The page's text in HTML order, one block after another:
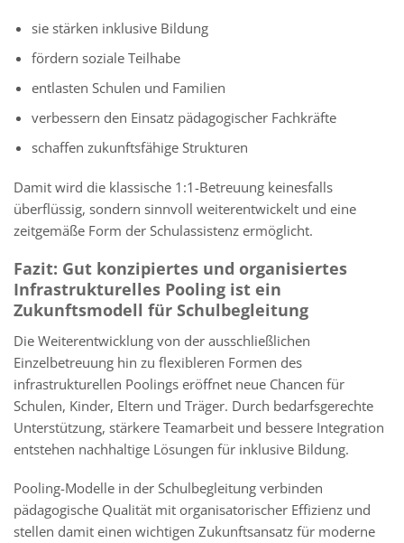
sie stärken inklusive Bildung
fördern soziale Teilhabe
entlasten Schulen und Familien
verbessern den Einsatz pädagogischer Fachkräfte
schaffen zukunftsfähige Strukturen
Damit wird die klassische 1:1-Betreuung keinesfalls
überflüssig, sondern sinnvoll weiterentwickelt und eine
zeitgemäße Form der Schulassistenz ermöglicht.
Fazit: Gut konzipiertes und organisiertes
Infrastrukturelles Pooling ist ein
Zukunftsmodell für Schulbegleitung
Die Weiterentwicklung von der ausschließlichen
Einzelbetreuung hin zu flexibleren Formen des
infrastrukturellen Poolings eröffnet neue Chancen für
Schulen, Kinder, Eltern und Träger. Durch bedarfsgerechte
Unterstützung, stärkere Teamarbeit und bessere Integration
entstehen nachhaltige Lösungen für inklusive Bildung.
Pooling-Modelle in der Schulbegleitung verbinden
pädagogische Qualität mit organisatorischer Effizienz und
stellen damit einen wichtigen Zukunftsansatz für moderne